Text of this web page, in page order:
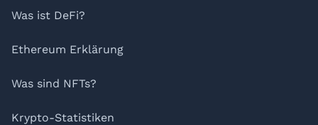
Was ist DeFi?
Ethereum Erklärung
Was sind NFTs?
Krypto-Statistiken